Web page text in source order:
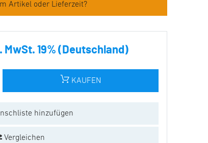
Artikel oder Lieferzeit?
MwSt. 19% (Deutschland)
KAUFEN
hinzufügen
Vergleichen